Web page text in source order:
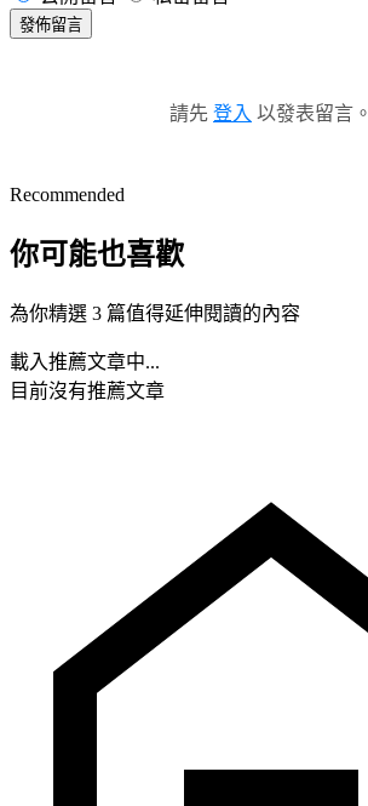
發佈留言
請先 登入 以發表留言。
Recommended
你可能也喜歡
為你精選 3 篇值得延伸閱讀的內容
載入推薦文章中...
目前沒有推薦文章